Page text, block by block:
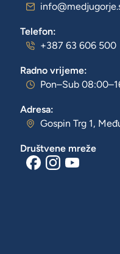
Telefon:
+387 63 606 500
Radno vrijeme:
Pon–Sub
Adresa:
Gospin Trg 1,
Društvene mreže